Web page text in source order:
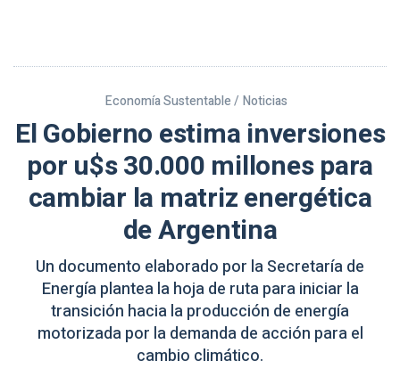
Economía Sustentable / Noticias
El Gobierno estima inversiones
por u$s 30.000 millones para
cambiar la matriz energética
de Argentina
Un documento elaborado por la Secretaría de
Energía plantea la hoja de ruta para iniciar la
transición hacia la producción de energía
motorizada por la demanda de acción para el
cambio climático.